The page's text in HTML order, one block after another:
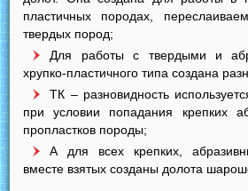
пластичных породах,
твердых пород;
Для работы с твердыми и
хрупко-пластичного типа создана
ТК – разновидность
при условии попадания крепких
пропластков породы;
А для всех крепких,
вместе взятых созданы долота